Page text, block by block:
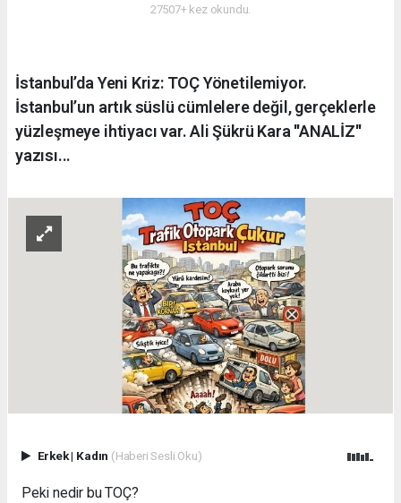
27507+ kez okundu.
İstanbul’da Yeni Kriz: TOÇ Yönetilemiyor.
İstanbul’un artık süslü cümlelere değil, gerçeklerle
yüzleşmeye ihtiyacı var. Ali Şükrü Kara ''ANALİZ''
yazısı...
Erkek| Kadın (Haberi Sesli Oku)
Peki nedir bu TOÇ?